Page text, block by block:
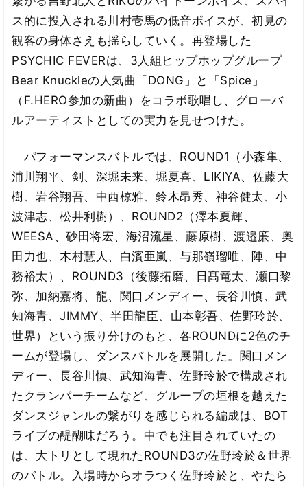
ス的に投入される川村壱馬の低音ボイスが、初見の
観客の身体さえも揺らしていく。再登場した
PSYCHIC FEVERは、3人組ヒップホップグループ
Bear Knuckleの人気曲「DONG」と「Spice」
（F.HERO参加の新曲）をコラボ歌唱し、グローバ
ルアーティストとしての実力を見せつけた。
パフォーマンスバトルでは、ROUND1（小森隼、
浦川翔平、剣、深堀未来、堀夏喜、LIKIYA、佐藤大
樹、岩谷翔吾、中西椋雅、鈴木昂秀、神谷健太、小
波津志、松井利樹）、ROUND2（澤本夏輝、
WEESA、砂田将宏、海沼流星、藤原樹、渡邉廉、奥
田力也、木村慧人、白濱亜嵐、与那嶺瑠唯、陣、中
務裕太）、ROUND3（後藤拓磨、日髙竜太、瀬口黎
弥、加納嘉将、龍、関口メンディー、長谷川慎、武
知海青、JIMMY、半田龍臣、山本彰吾、佐野玲於、
世界）という振り分けのもと、各ROUNDに2色のチ
ームが登場し、ダンスバトルを展開した。関口メン
ディー、長谷川慎、武知海青、佐野玲於で構成され
たクランパーチームなど、グループの垣根を越えた
ダンスジャンルの繋がりを感じられる編成は、BOT
ライブの醍醐味だろう。中でも注目されていたの
は、大トリとして現れたROUND3の佐野玲於＆世界
のバトル。入場時からオラつく佐野玲於と、やたら